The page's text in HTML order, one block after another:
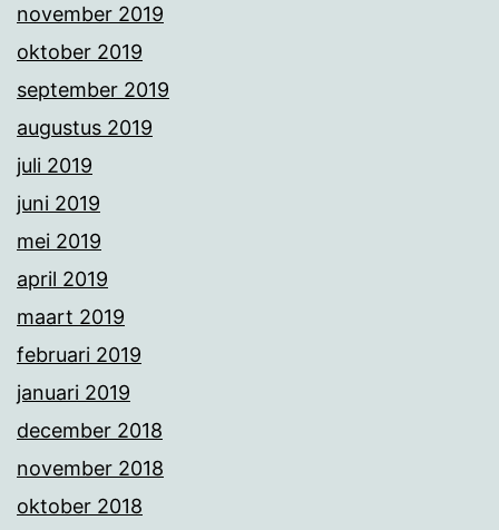
november 2019
oktober 2019
september 2019
augustus 2019
juli 2019
juni 2019
mei 2019
april 2019
maart 2019
februari 2019
januari 2019
december 2018
november 2018
oktober 2018